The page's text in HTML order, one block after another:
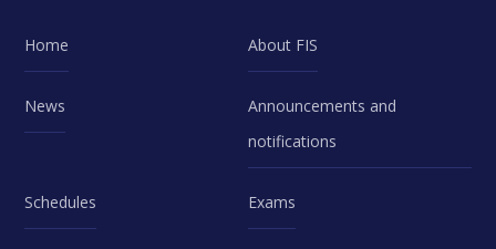
Home About FIS
News
Announcements and
notifications
Schedules Exams